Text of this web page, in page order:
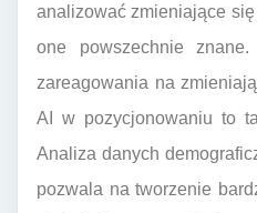
analizować zmieniające
one powszechnie
zareagowania na
AI w pozycjonowaniu to
Analiza danych
pozwala na tworzenie